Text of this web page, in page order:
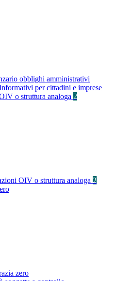
obblighi amministrativi
per cittadini e imprese
o struttura analoga 2
OIV o struttura analoga 2
zero